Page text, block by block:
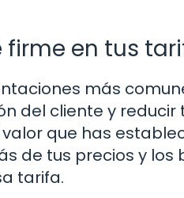
firme en tus
más
del cliente y
que has
de tus precios y
tarifa.